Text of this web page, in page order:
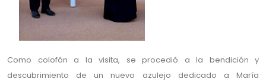
Como colofón a la visita, se procedió a la bendición y
descubrimiento de un nuevo azulejo dedicado a María